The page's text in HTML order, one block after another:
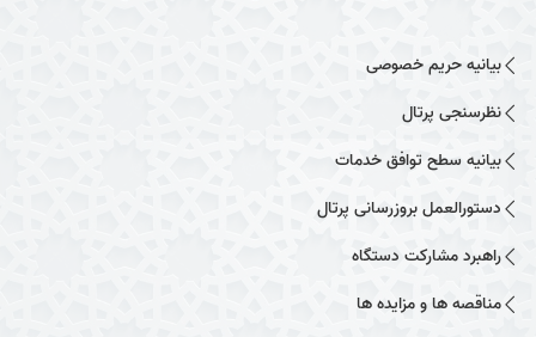
بیانیه حریم خصوصی
نظرسنجی پرتال
بیانیه سطح توافق خدمات
دستورالعمل بروزرسانی پرتال
راهبرد مشارکت دستگاه
مناقصه ها و مزایده ها